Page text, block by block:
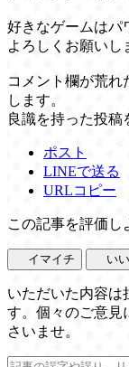
好きなゲームはパ
よろしくお願いし
コメント欄が荒れ
します。
良識を持った投稿
ポスト
LINEで送る
URLコピー
この記事を評価し
イマイチ い
いただいた内容は
す。個々のご意見
さいませ。